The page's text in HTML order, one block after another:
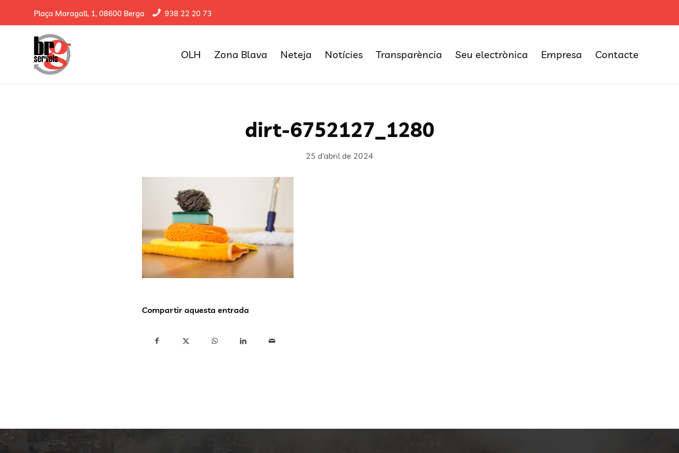
Plaça Maragall, 1, 08600 Berga 938 22 20 73
OLH Zona Blava Neteja Notícies Transparència Seu electrònica Empresa Contacte
dirt-6752127_1280
25 d'abril de 2024
Compartir aquesta entrada